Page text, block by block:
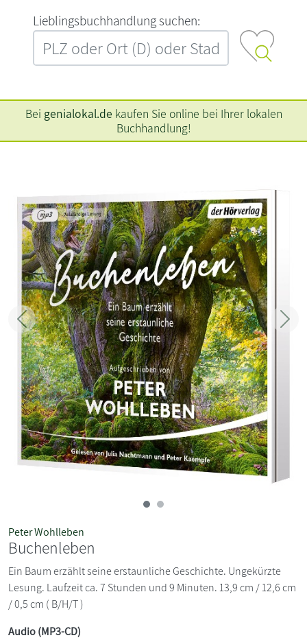
L‍i‍e‍b‍l‍i‍n‍g‍s‍b‍u‍c‍h‍h‍a‍n‍d‍l‍u‍n‍g‍ ‍s‍u‍c‍h‍e‍n‍:‍
Bei genialokal.de kaufen Sie online bei Ihrer lokalen
Buchhandlung!
Zurück
Peter Wohlleben
Buchenleben
Ein Baum erzählt seine erstaunliche Geschichte. Ungekürzte
Lesung. Laufzeit ca. 7 Stunden und 9 Minuten. 13,9 cm / 12,6 cm
/ 0,5 cm ( B/H/T )
Audio (MP3-CD)